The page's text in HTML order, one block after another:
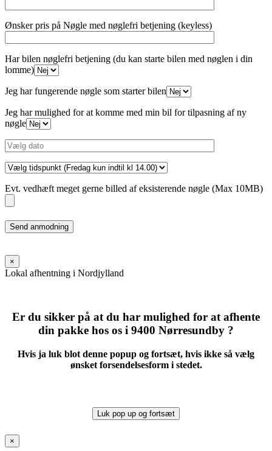
Ønsker pris på Nøgle med nøglefri betjening (keyless)
Har bilen nøglefri betjening (du kan starte bilen med nøglen i din
lomme)
Jeg har fungerende nøgle som starter bilen
Jeg har mulighed for at komme med min bil for tilpasning af ny
nøgle
Evt. vedhæft meget gerne billed af eksisterende nøgle (Max 10MB)
Please
leave
field
empty.
×
Lokal afhentning i Nordjylland
Er du sikker på at du har mulighed for at afhente
din pakke hos os i 9400 Nørresundby ?
Hvis ja luk blot denne popup og fortsæt, hvis ikke så vælg
ønsket forsendelsesform i stedet.
Luk pop up og fortsæt
×